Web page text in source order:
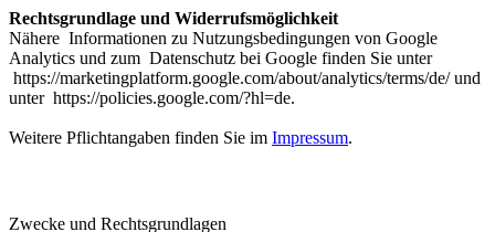
Rechtsgrundlage und Widerrufsmöglichkeit
Nähere Informationen zu Nutzungsbedingungen von Google
Analytics und zum Datenschutz bei Google finden Sie unter
https://marketingplatform.google.com/about/analytics/terms/de/ und
unter https://policies.google.com/?hl=de.
Weitere Pflichtangaben finden Sie im Impressum.
Zwecke und Rechtsgrundlagen